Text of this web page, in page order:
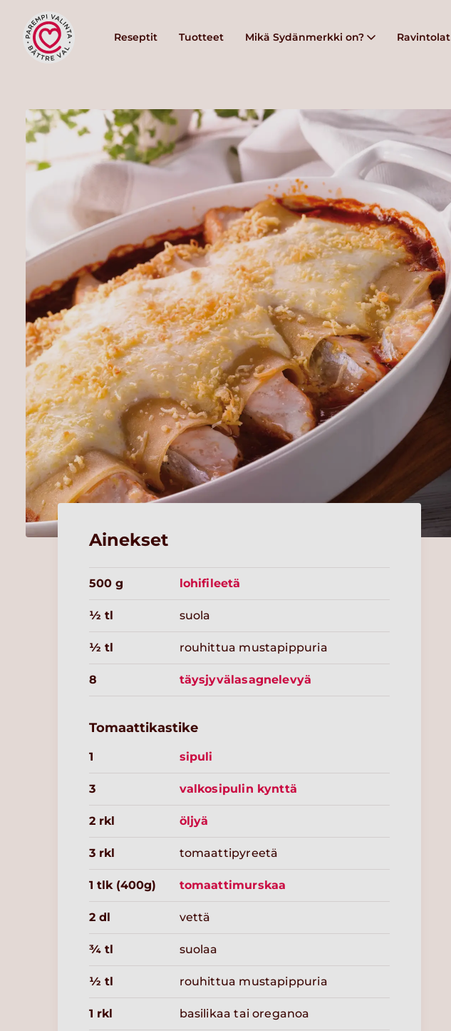
Reseptit Tuotteet Mikä Sydänmerkki on? Ravintolat
Ainekset
500 g lohifileetä
½ tl suola
½ tl rouhittua mustapippuria
8 täysjyvälasagnelevyä
Tomaattikastike
1 sipuli
3 valkosipulin kynttä
2 rkl öljyä
3 rkl tomaattipyreetä
1 tlk (400g) tomaattimurskaa
2 dl vettä
¾ tl suolaa
½ tl rouhittua mustapippuria
1 rkl basilikaa tai oreganoa